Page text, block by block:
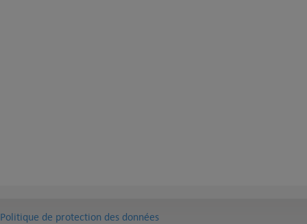
Politique de protection des données